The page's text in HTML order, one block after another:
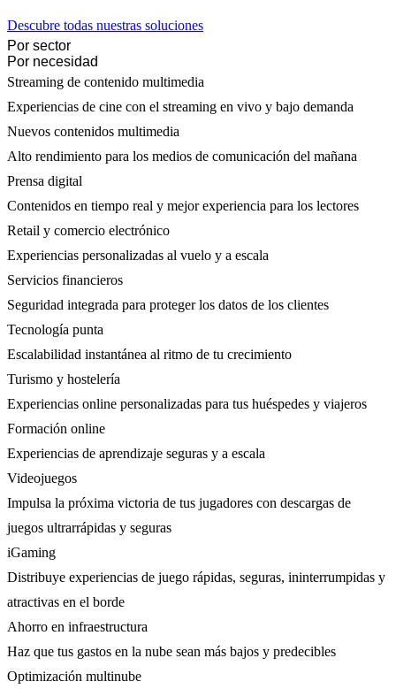
Descubre todas nuestras soluciones
Por sector
Por necesidad
Streaming de contenido multimedia
Experiencias de cine con el streaming en vivo y bajo demanda
Nuevos contenidos multimedia
Alto rendimiento para los medios de comunicación del mañana
Prensa digital
Contenidos en tiempo real y mejor experiencia para los lectores
Retail y comercio electrónico
Experiencias personalizadas al vuelo y a escala
Servicios financieros
Seguridad integrada para proteger los datos de los clientes
Tecnología punta
Escalabilidad instantánea al ritmo de tu crecimiento
Turismo y hostelería
Experiencias online personalizadas para tus huéspedes y viajeros
Formación online
Experiencias de aprendizaje seguras y a escala
Videojuegos
Impulsa la próxima victoria de tus jugadores con descargas de
juegos ultrarrápidas y seguras
iGaming
Distribuye experiencias de juego rápidas, seguras, ininterrumpidas y
atractivas en el borde
Ahorro en infraestructura
Haz que tus gastos en la nube sean más bajos y predecibles
Optimización multinube